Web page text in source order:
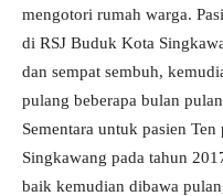
mengotori rumah warga.
di RSJ Buduk Kota
dan sempat sembuh,
pulang beberapa bulan
Sementara untuk pasien
Singkawang pada tahun
baik kemudian dibawa